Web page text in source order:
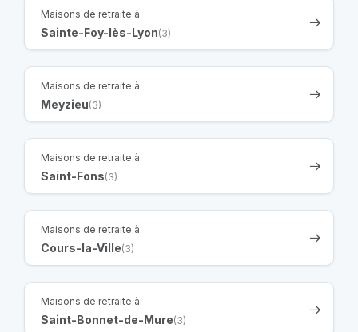
Maisons de retraite à
Sainte-Foy-lès-Lyon(3)
Maisons de retraite à
Meyzieu(3)
Maisons de retraite à
Saint-Fons(3)
Maisons de retraite à
Cours-la-Ville(3)
Maisons de retraite à
Saint-Bonnet-de-Mure(3)